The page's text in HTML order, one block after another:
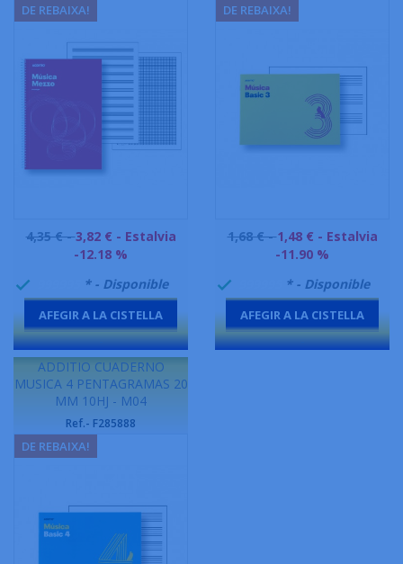
DE REBAIXA!
Preu
4,35 € -3,82 € - Estalvia
-12.18 %
 * - Disponible
AFEGIR A LA CISTELLA
-
DE REBAIXA!
Preu
1,68 € -1,48 € - Estalvia
-11.90 %
 * - Disponible
AFEGIR A LA CISTELLA
-
ADDITIO CUADERNO
MUSICA 4 PENTAGRAMAS 20
MM 10HJ - M04
Ref.- F285888
DE REBAIXA!